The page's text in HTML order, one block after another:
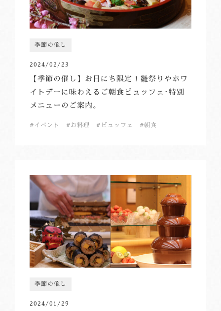
季節の催し
2024/02/23
【季節の催し】お日にち限定！雛祭りやホワ
イトデーに味わえるご朝食ビュッフェ･特別
メニューのご案内。
イベント お料理 ビュッフェ 朝食
季節の催し
2024/01/29